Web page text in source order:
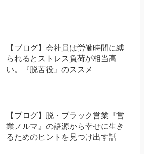
【ブログ】会社員は労働時間に縛
られるとストレス負荷が相当高
い。『脱苦役』のススメ
【ブログ】脱・ブラック営業『営
業ノルマ』の語源から幸せに生き
るためのヒントを見つけ出す話